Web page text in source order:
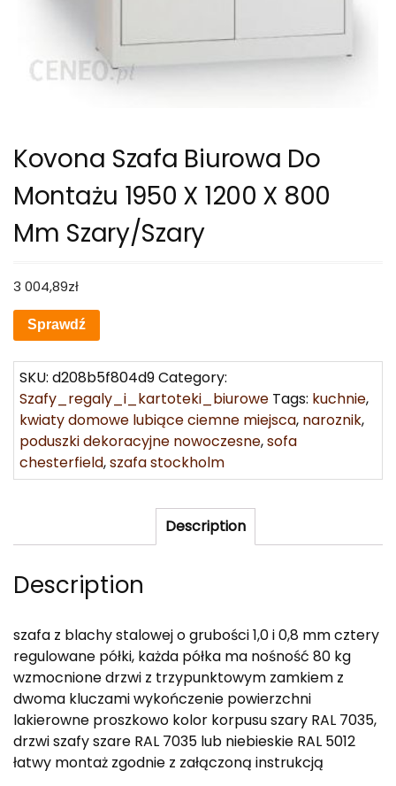
Kovona Szafa Biurowa Do
Montażu 1950 X 1200 X 800
Mm Szary/Szary
3 004,89zł
Sprawdź
SKU: d208b5f804d9Category:
Szafy_regaly_i_kartoteki_biurowe Tags: kuchnie,
kwiaty domowe lubiące ciemne miejsca, naroznik,
poduszki dekoracyjne nowoczesne,sofa
chesterfield,szafa stockholm
Description
Description
szafa z blachy stalowej o grubości 1,0 i 0,8 mm cztery
regulowane półki, każda półka ma nośność 80 kg
wzmocnione drzwi z trzypunktowym zamkiem z
dwoma kluczami wykończenie powierzchni
lakierowne proszkowo kolor korpusu szary RAL 7035,
drzwi szafy szare RAL 7035 lub niebieskie RAL 5012
łatwy montaż zgodnie z załączoną instrukcją